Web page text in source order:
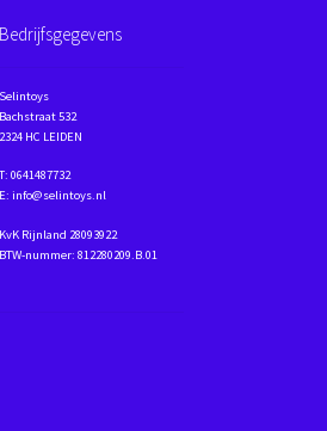
Bedrijfsgegevens
Selintoys
Bachstraat 532
2324 HC LEIDEN
T: 0641487732
E: info@selintoys.nl
KvK Rijnland 28093922
BTW-nummer: 812280209.B.01